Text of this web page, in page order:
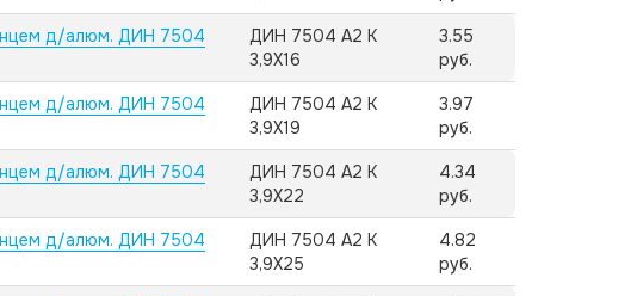
д/алюм. ДИН 7504
ДИН 7504 А2 K
3,9X16
3.55
руб.
д/алюм. ДИН 7504
ДИН 7504 А2 K
3,9X19
3.97
руб.
д/алюм. ДИН 7504
ДИН 7504 А2 K
3,9X22
4.34
руб.
д/алюм. ДИН 7504
ДИН 7504 А2 K
3,9X25
4.82
руб.